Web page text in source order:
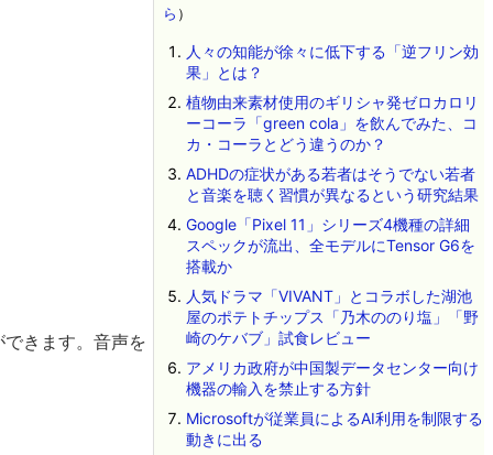
きます。音声を
ら ）
人々の知能が徐々に低下する「逆フリン効
果」とは？
植物由来素材使用のギリシャ発ゼロカロリ
ーコーラ「green cola」を飲んでみた、コ
カ・コーラとどう違うのか？
ADHDの症状がある若者はそうでない若者
と音楽を聴く習慣が異なるという研究結果
Google「Pixel 11」シリーズ4機種の詳細
スペックが流出、全モデルにTensor G6を
搭載か
人気ドラマ「VIVANT」とコラボした湖池
屋のポテトチップス「乃木ののり塩」「野
崎のケバブ」試食レビュー
アメリカ政府が中国製データセンター向け
機器の輸入を禁止する方針
Microsoftが従業員によるAI利用を制限する
動きに出る